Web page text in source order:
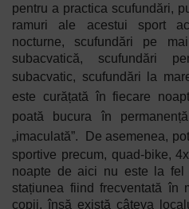
pentru a practica scufundări,
ramuri ale acestui sport
nocturne, scufundări pe
subacvatică, scufundări
subacvatic, scufundări la
este curățată în fiecare
poată bucura în
„imaculată”.
De asemenea,
sportive precum, quad-bike,
noapte de aici nu este la
stațiunea fiind frecventată în
copii, însă există câteva